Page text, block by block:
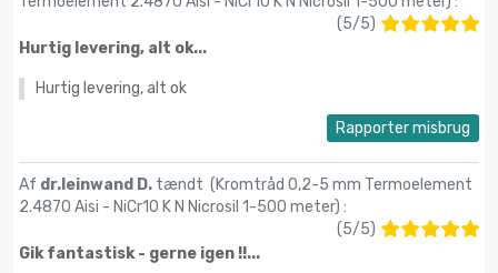
(5/5)
Hurtig levering, alt ok...
Hurtig levering, alt ok
Rapporter misbrug
Af dr.leinwand D. tændt (Kromtråd 0,2-5 mm Termoelement
2.4870 Aisi - NiCr10 K N Nicrosil 1-500 meter) :
(5/5)
Gik fantastisk - gerne igen !!...